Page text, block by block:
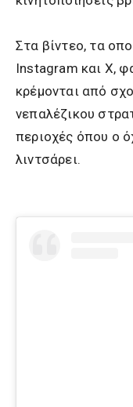
Στα βίντεο, τα
Instagram και Χ,
κρέμονται από
νεπαλέζικου
περιοχές όπου ο
λιντσάρει.